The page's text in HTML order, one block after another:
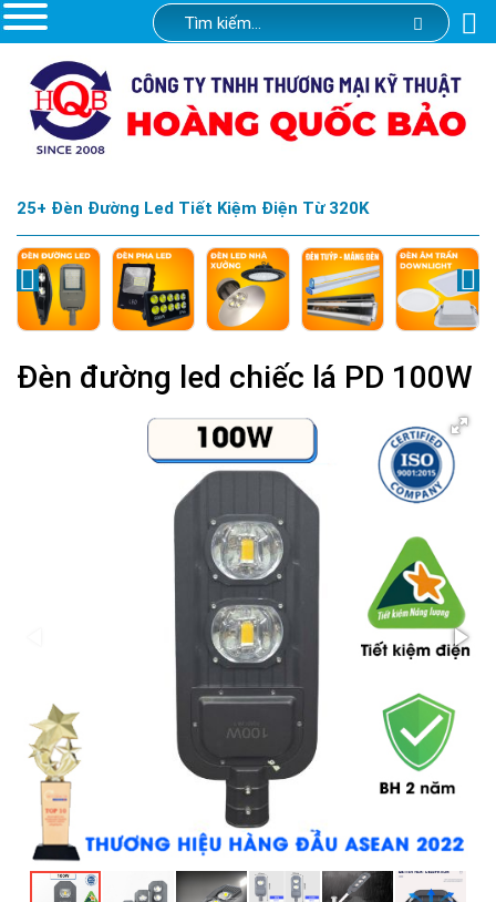
25+ Đèn Đường Led Tiết Kiệm Điện Từ 320K
Đèn đường led chiếc lá PD 100W